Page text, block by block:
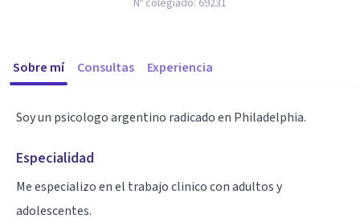
Nº colegiado: 69231
Sobre mí Consultas Experiencia
Soy un psicologo argentino radicado en Philadelphia.
Especialidad
Me especializo en el trabajo clinico con adultos y
adolescentes.